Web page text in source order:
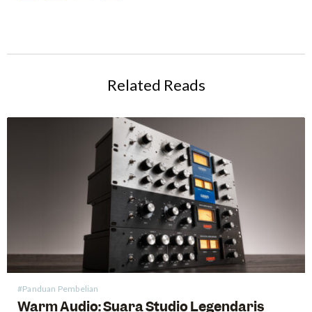
Related Reads
#Panduan Pembelian
Warm Audio: Suara Studio Legendaris